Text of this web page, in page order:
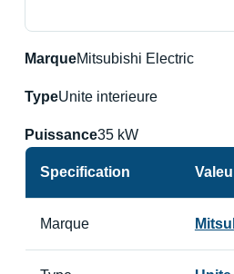
MarqueMitsubishi Electric
TypeUnite interieure
Puissance35 kW
Specification
Marque